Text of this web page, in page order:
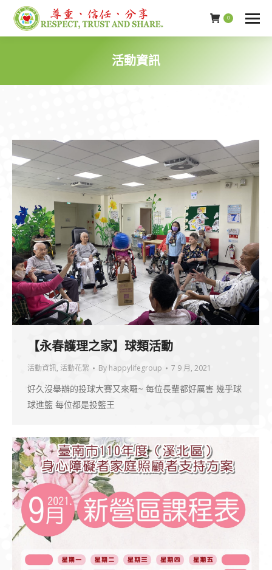
0
活動資訊
【永春護理之家】球類活動
活動資訊, 活動花絮 By happylifegroup 7 9 月, 2021
好久沒舉辦的投球大賽又來囉~ 每位長輩都好厲害 幾乎球
球進籃 每位都是投籃王